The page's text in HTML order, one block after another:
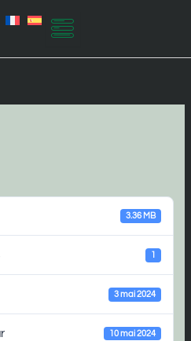
3.36 MB
1
3 mai 2024
10 mai 2024